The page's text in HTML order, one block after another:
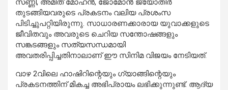
സണ്ണി, അമിത് മോഹന്‍, ജോമോന്‍ ജ്യോതിര്‍
തുടങ്ങിയവരുടെ പ്രകടനം വലിയ പ്രശംസ
പിടിച്ചുപറ്റിയിരുന്നു. സാധാരണക്കാരായ യുവാക്കളുടെ
ജീവിതവും അവരുടെ ചെറിയ സന്തോഷങ്ങളും
സങ്കടങ്ങളും സത്യസന്ധമായി
അവതരിപ്പിച്ചതിനാലാണ് ഈ സിനിമ വിജയം നേടിയത്.
വാഴ 2വിലെ ഹാഷിറിന്റെയും ഗ്യാങ്ങിന്റെയും
പ്രകടനത്തിന് മികച്ച അഭിപ്രായം ലഭിക്കുന്നുണ്ട്. ആദ്യ